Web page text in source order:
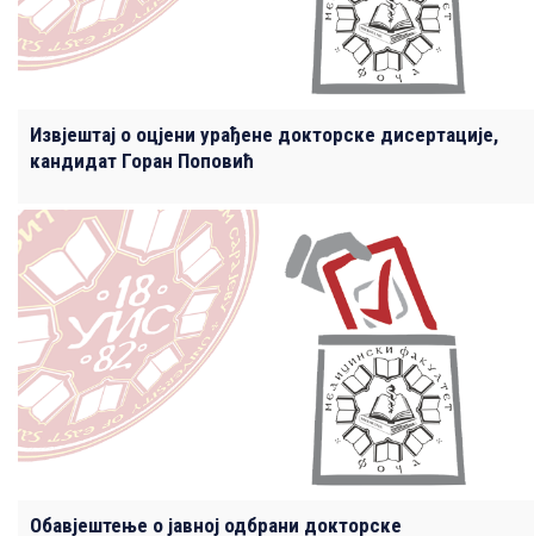
Извјештај о оцјени урађене докторске дисертације,
кандидат Горан Поповић
Обавјештење о јавној одбрани докторске